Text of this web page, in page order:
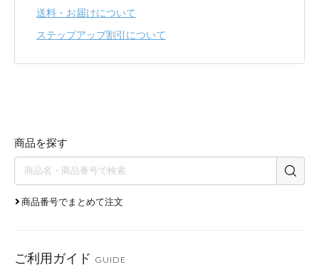
送料・お届けについて
ステップアップ割引について
商品を探す
商品番号でまとめて注文
ご利用ガイド GUIDE